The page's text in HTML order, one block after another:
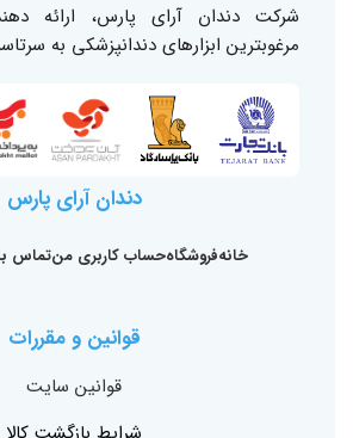
شرکت دندان آرای پارس، ارائه
مرغوبترین ابزارهای دندانپزشکی به
دندان آرای پارس
خانهفروشگاهحساب کاربری منتماس
قوانین و مقررات
قوانین سایت